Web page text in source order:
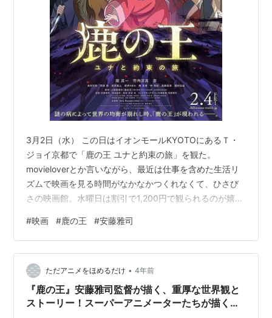
3月2日（水） この日はイオンモールKYOTOにあるＴ・
ジョイ京都で「鹿の王 ユナと約束の旅」を観た。
movieloverとか言いながら、最近は仕事を含めた生活リ
ズムで映画を見る時間がなかなかつくれなくて、ひさび
さの映画館。水曜日は割引で1,200円で観られるのが嬉し
品。原作を読んでいるので、あの壮大な物語を2時間程度
にまとめるのはかなり難しそうと思っていたのだが、な
んとかまとめたって感じ。ただ、その分端折っていると
ころが多くて・・・。ピュイカの特性について説明がな
いのは残念だ、あれじゃただの鹿だよ。そして特に残念
なのが、ミッツァルという病が感…
#映画 #鹿の王 #安藤雅司
ただアニメをほめるだけ • 4年前
『鹿の王』安藤雅司監督が描く、重厚な世界観と
ストーリー！スーパーアニメーターたちが描く美